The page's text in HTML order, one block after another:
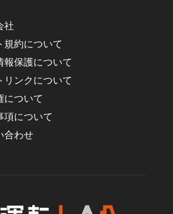
社
規約について
報保護について
リンクについて
について
項について
合わせ